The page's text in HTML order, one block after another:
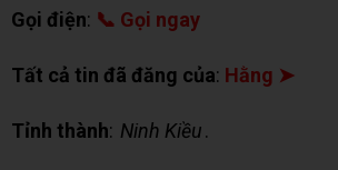
Gọi điện: 📞 Gọi ngay
Tất cả tin đã đăng của: Hằng ➤
Tỉnh thành: Ninh Kiều.